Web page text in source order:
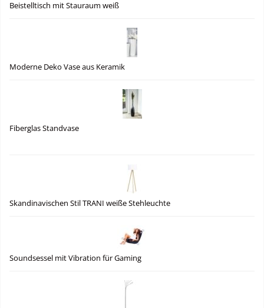
Beistelltisch mit Stauraum weiß
Moderne Deko Vase aus Keramik
Fiberglas Standvase
Skandinavischen Stil TRANI weiße Stehleuchte
Soundsessel mit Vibration für Gaming